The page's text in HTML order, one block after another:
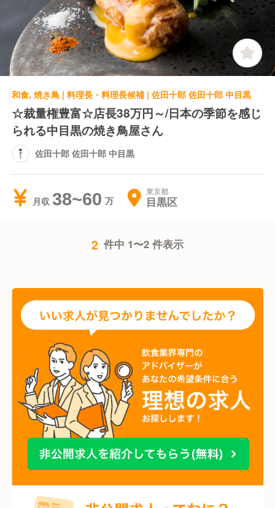
和食, 焼き鳥 | 料理長・料理長候補 | 佐田十郎 佐田十郎 中目黒
☆裁量権豊富☆店長38万円～/日本の季節を感じ
られる中目黒の焼き鳥屋さん
佐田十郎 佐田十郎 中目黒
月収 38~60 東京都
目黒区
2 件中 1〜2 件表示